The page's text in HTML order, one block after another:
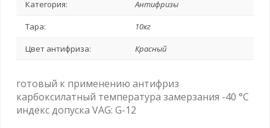
Категория: Антифризы
Тара: 10кг
Цвет антифриза: Красный
готовый к применению антифриз
карбоксилатный температура замерзания -40 °C
индекс допуска VAG: G-12